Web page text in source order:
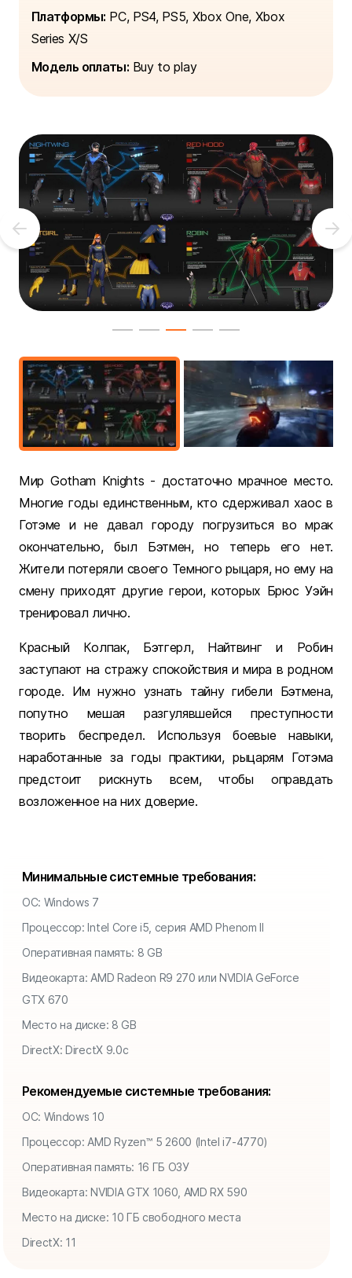
Платформы: PC, PS4, PS5, Xbox One, Xbox
Series X/S
Модель оплаты: Buy to play
Мир Gotham Knights - достаточно мрачное место.
Многие годы единственным, кто сдерживал хаос в
Готэме и не давал городу погрузиться во мрак
окончательно, был Бэтмен, но теперь его нет.
Жители потеряли своего Темного рыцаря, но ему на
смену приходят другие герои, которых Брюс Уэйн
тренировал лично.
Красный Колпак, Бэтгерл, Найтвинг и Робин
заступают на стражу спокойствия и мира в родном
городе. Им нужно узнать тайну гибели Бэтмена,
попутно мешая разгулявшейся преступности
творить беспредел. Используя боевые навыки,
наработанные за годы практики, рыцарям Готэма
предстоит рискнуть всем, чтобы оправдать
возложенное на них доверие.
Минимальные системные требования:
ОС: Windows 7
Процессор: Intel Core i5, серия AMD Phenom II
Оперативная память: 8 GB
Видеокарта: AMD Radeon R9 270 или NVIDIA GeForce
GTX 670
Место на диске: 8 GB
DirectX: DirectX 9.0c
Рекомендуемые системные требования:
ОС: Windows 10
Процессор: AMD Ryzen™ 5 2600 (Intel i7-4770)
Оперативная память: 16 ГБ ОЗУ
Видеокарта: NVIDIA GTX 1060, AMD RX 590
Место на диске: 10 ГБ свободного места
DirectX: 11